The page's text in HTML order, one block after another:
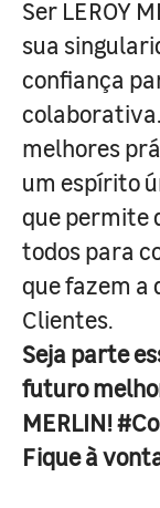
Ser LEROY
sua
confiança
melhores
um espírito
que permite
todos para
que fazem a
Clientes.
Seja parte
futuro
MERLIN!
Fique à